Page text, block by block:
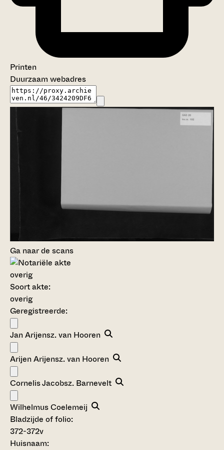
Printen
Duurzaam webadres
Ga naar de scans
overig
Soort akte:
overig
Geregistreerde:
Jan Arijensz. van Hooren
Arijen Arijensz. van Hooren
Cornelis Jacobsz. Barnevelt
Wilhelmus Coelemeij
Bladzijde of folio:
372-372v
Huisnaam: